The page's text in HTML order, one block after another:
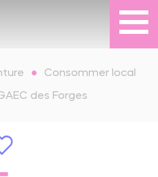
Consommer local
des Forges